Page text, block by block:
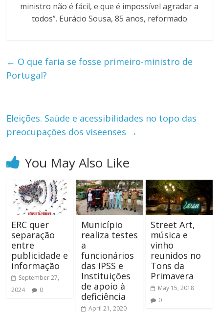
ministro não é fácil, e que é impossível agradar a
todos”. Eurácio Sousa, 85 anos, reformado
← O que faria se fosse primeiro-ministro de
Portugal?
Eleições. Saúde e acessibilidades no topo das
preocupações dos viseenses →
You May Also Like
ERC quer
separação
entre
publicidade e
informação
September 27,
2024
0
Município
realiza testes
a
funcionários
das IPSS e
Instituições
de apoio à
deficiência
April 21, 2020
Street Art,
música e
vinho
reunidos no
Tons da
Primavera
May 15, 2018
0